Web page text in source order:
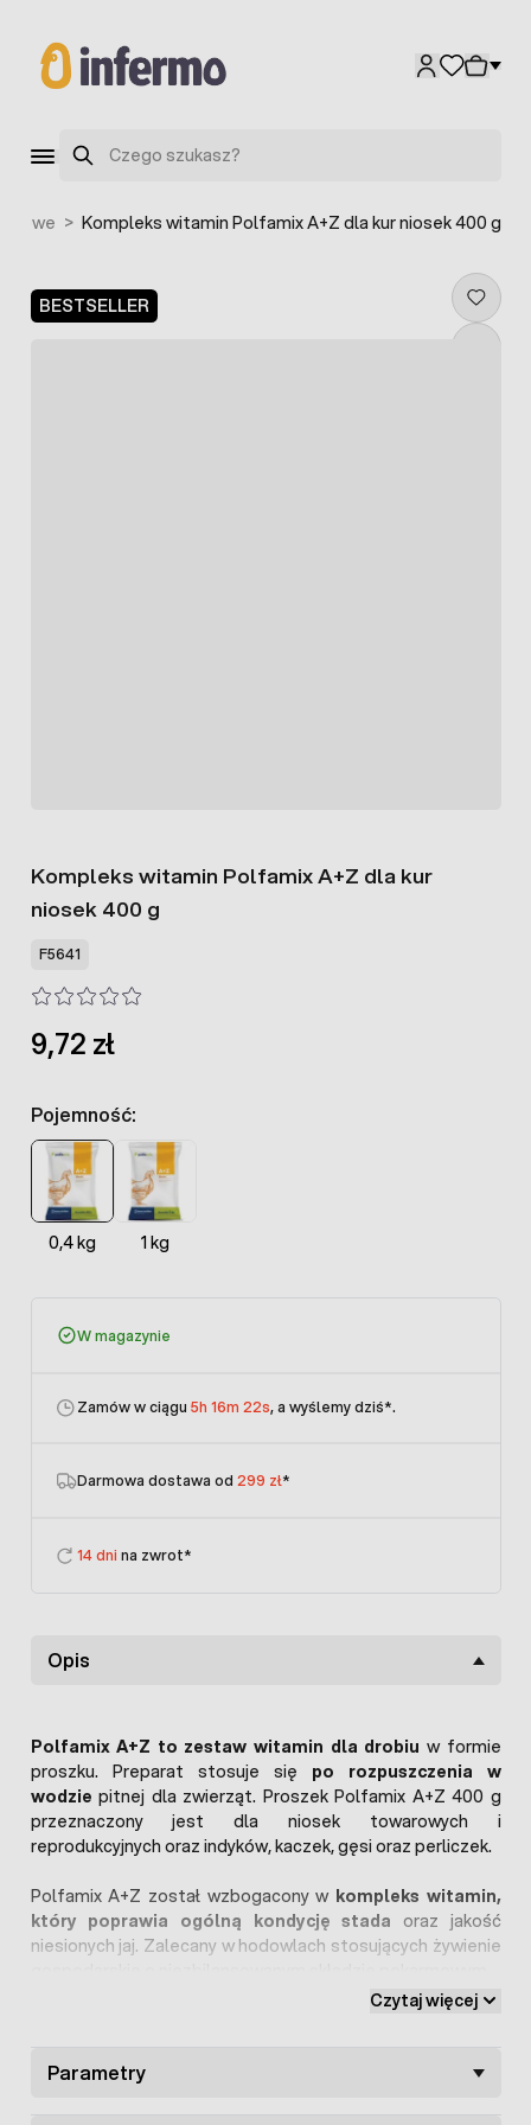
Szukaj
> Kompleks witamin Polfamix A+Z dla kur niosek 400 g
BESTSELLER
Kompleks witamin Polfamix A+Z dla kur
niosek 400 g
F5641
9,72 zł
Pojemność:
0,4 kg 1 kg
W magazynie
Zamów w ciągu 5h 16m 21s, a wyślemy dziś*.
Darmowa dostawa od 299 zł*
14 dni na zwrot*
Opis
Polfamix A+Z to zestaw witamin dla drobiu w formie
proszku. Preparat stosuje się po rozpuszczenia w
wodzie pitnej dla zwierząt. Proszek Polfamix A+Z 400 g
przeznaczony jest dla niosek towarowych i
reprodukcyjnych oraz indyków, kaczek, gęsi oraz perliczek.
Polfamix A+Z został wzbogacony w kompleks witamin,
który poprawia ogólną kondycję stada oraz jakość
niesionych jaj. Zalecany w hodowlach stosujących żywienie
witamin wpłynie korzystnie na
poprawę jakości skorupek
Czytaj więcej
Parametry